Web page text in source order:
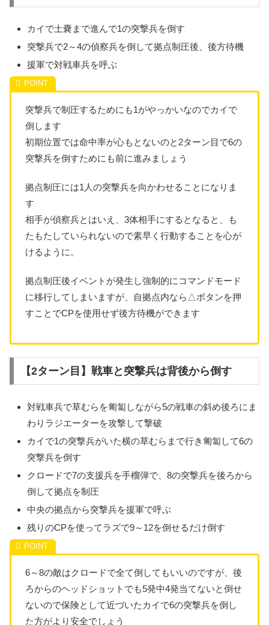
カイで土嚢まで進んで1の突撃兵を倒す
突撃兵で2～4の偵察兵を倒して拠点制圧後、後方待機
援軍で対戦車兵を呼ぶ
突撃兵で制圧するためにも1がやっかいなのでカイで
倒します
初期位置では命中率が心もとないのと2ターン目で6の
突撃兵を倒すためにも前に進みましょう
拠点制圧には1人の突撃兵を向かわせることになりま
す
相手が偵察兵とはいえ、3体相手にするとなると、も
たもたしていられないので素早く行動することを心が
けるように。
拠点制圧後イベントが発生し強制的にコマンドモード
に移行してしまいますが、自拠点内なら△ボタンを押
すことでCPを使用せず後方待機ができます
【2ターン目】戦車と突撃兵は背後から倒す
対戦車兵で草むらを匍匐しながら5の戦車の斜め後ろにま
わりラジエーターを攻撃して撃破
カイで1の突撃兵がいた横の草むらまで行き匍匐して6の
突撃兵を倒す
クロードで7の支援兵を手榴弾で、8の突撃兵を後ろから
倒して拠点を制圧
中央の拠点から突撃兵を援軍で呼ぶ
残りのCPを使ってラズで9～12を倒せるだけ倒す
6～8の敵はクロードで全て倒してもいいのですが、後
ろからのヘッドショットでも5発中4発当てないと倒せ
ないので保険として近づいたカイで6の突撃兵を倒し
た方がより安全でしょう